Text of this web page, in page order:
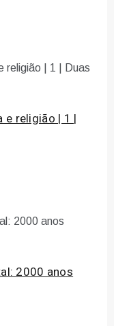
e religião | 1 |
2000 anos